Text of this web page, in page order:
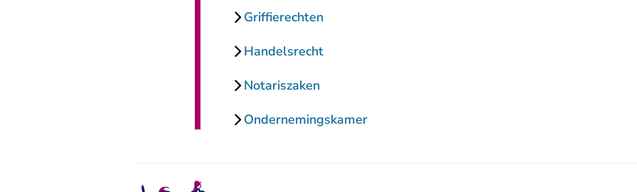
Griffierechten
Handelsrecht
Notariszaken
Ondernemingskamer